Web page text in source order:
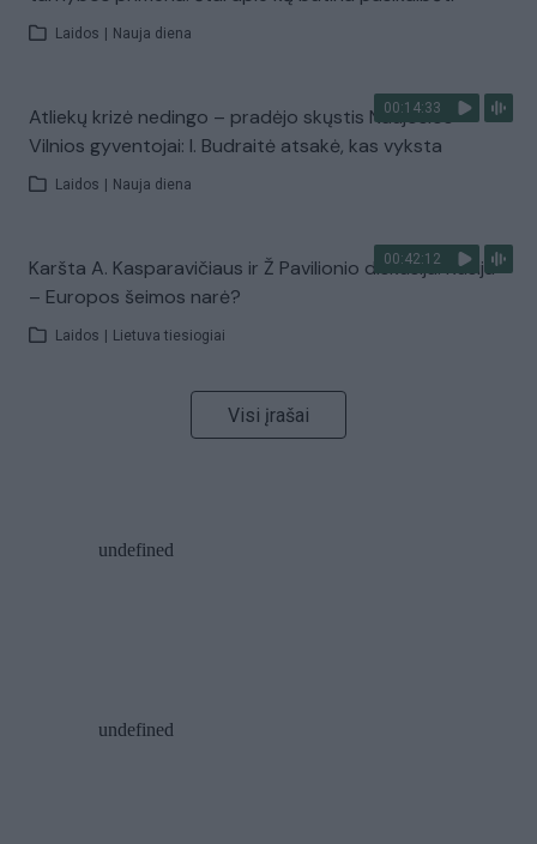
Laidos Nauja diena
00:14:33
Atliekų krizė nedingo – pradėjo skųstis Naujosios
Vilnios gyventojai: I. Budraitė atsakė, kas vyksta
Laidos Nauja diena
00:42:12
Karšta A. Kasparavičiaus ir Ž Pavilionio diskusija: Rusija
– Europos šeimos narė?
Laidos Lietuva tiesiogiai
Visi įrašai